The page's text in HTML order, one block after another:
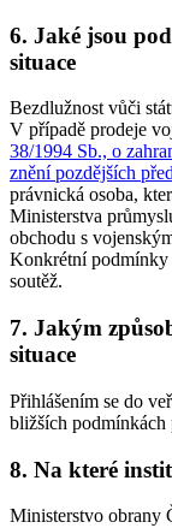
6. Jaké jsou
situace
Bezdlužnost vůči
V případě prodeje
38/1994 Sb., o
znění pozdějších
právnická osoba,
Ministerstva
obchodu s
Konkrétní podmínky
soutěž.
7. Jakým
situace
Přihlášením se do
bližších podmínkách
8. Na které
Ministerstvo obrany